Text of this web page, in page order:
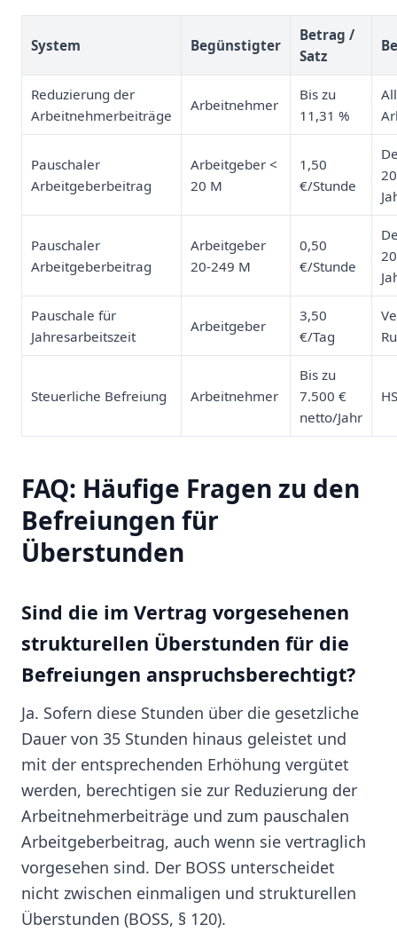
System Begünstigter
Betrag /
Satz
Reduzierung der
Arbeitnehmerbeiträge
Arbeitnehmer
Bis zu
11,31 %
Pauschaler
Arbeitgeberbeitrag
Arbeitgeber <
20 M
1,50
€/Stunde
Pauschaler
Arbeitgeberbeitrag
Arbeitgeber
20-249 M
0,50
€/Stunde
Pauschale für
Jahresarbeitszeit
Arbeitgeber
3,50
€/Tag
Steuerliche Befreiung Arbeitnehmer
Bis zu
7.500 €
netto/Jahr
FAQ: Häufige Fragen zu den
Befreiungen für
Überstunden
Sind die im Vertrag vorgesehenen
strukturellen Überstunden für die
Befreiungen anspruchsberechtigt?
Ja. Sofern diese Stunden über die gesetzliche
Dauer von 35 Stunden hinaus geleistet und
mit der entsprechenden Erhöhung vergütet
werden, berechtigen sie zur Reduzierung der
Arbeitnehmerbeiträge und zum pauschalen
Arbeitgeberbeitrag, auch wenn sie vertraglich
vorgesehen sind. Der BOSS unterscheidet
nicht zwischen einmaligen und strukturellen
Überstunden (BOSS, § 120).